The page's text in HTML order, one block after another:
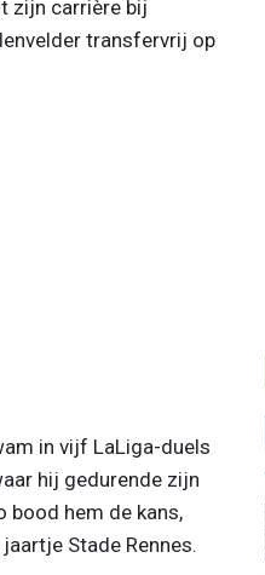
zijn carrière bij
transfervrij op
in vijf LaLiga-duels
hij gedurende zijn
bood hem de kans,
Stade Rennes.